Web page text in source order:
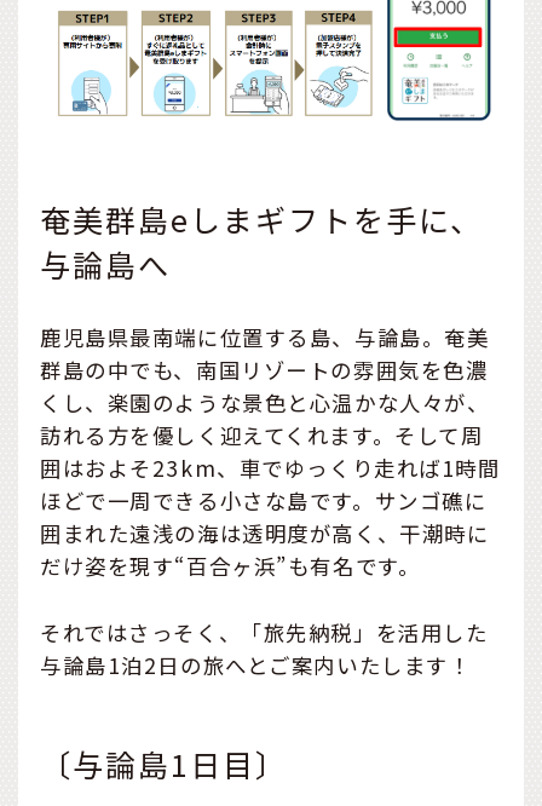
奄美群島eしまギフトを手に、
与論島へ
鹿児島県最南端に位置する島、与論島。奄美
群島の中でも、南国リゾートの雰囲気を色濃
くし、楽園のような景色と心温かな人々が、
訪れる方を優しく迎えてくれます。そして周
囲はおよそ23km、車でゆっくり走れば1時間
ほどで一周できる小さな島です。サンゴ礁に
囲まれた遠浅の海は透明度が高く、干潮時に
だけ姿を現す“百合ヶ浜”も有名です。
それではさっそく、「旅先納税」を活用した
与論島1泊2日の旅へとご案内いたします！
〔与論島1日目〕